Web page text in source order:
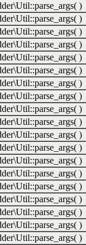
)
)
)
)
)
)
)
)
)
)
)
)
)
)
)
)
)
)
)